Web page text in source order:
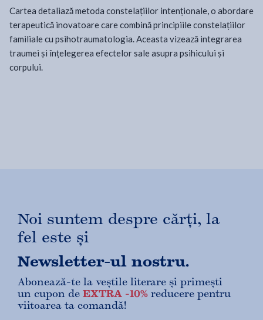
Cartea detaliază metoda constelațiilor intenționale, o abordare
terapeutică inovatoare care combină principiile constelațiilor
familiale cu psihotraumatologia. Aceasta vizează integrarea
traumei și înțelegerea efectelor sale asupra psihicului și
corpului.
Noi suntem despre cărți, la
fel este și
Newsletter-ul nostru.
Abonează-te la veștile literare și primești
un cupon de EXTRA -10% reducere pentru
viitoarea ta comandă!